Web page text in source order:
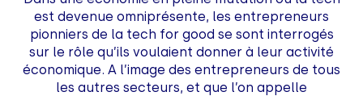
est devenue omniprésente, les entrepreneurs
pionniers de la tech for good se sont interrogés
sur le rôle qu’ils voulaient donner à leur activité
économique. A l’image des entrepreneurs de tous
les autres secteurs, et que l’on appelle